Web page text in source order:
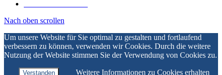
Nach oben scrollen
Um unsere Website für Sie optimal zu gestalten und fortlaufend
verbessern zu können, verwenden wir Cookies. Durch die weitere
Nutzung der Website stimmen Sie der Verwendung von Cookies zu.
Verstanden
Weitere Informationen zu Cookies erhalten